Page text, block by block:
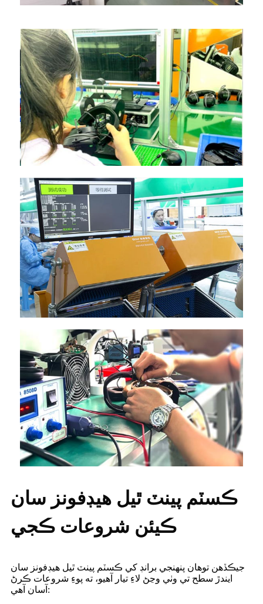
ڪسٽم پينٽ ٿيل هيڊفونز سان
ڪيئن شروعات ڪجي
جيڪڏهن توهان پنهنجي برانڊ کي ڪسٽم پينٽ ٿيل هيڊفونز سان
ايندڙ سطح تي وٺي وڃڻ لاءِ تيار آهيو، ته پوءِ شروعات ڪرڻ
آسان آهي: